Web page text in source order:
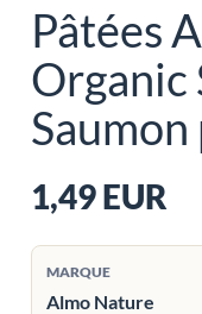
Pâtées
Organic
1,49 EUR
MARQUE
Almo Nature